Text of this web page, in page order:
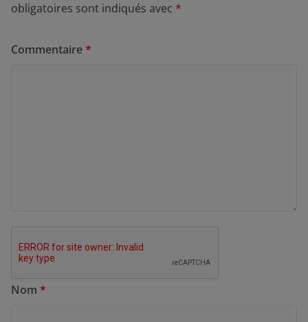
obligatoires sont indiqués avec *
Commentaire*
Nom *